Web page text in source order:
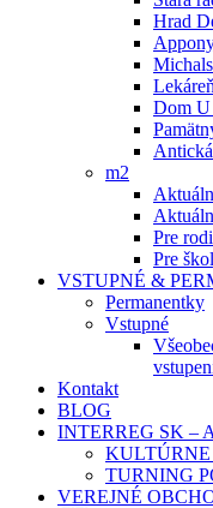
Hrad
Dom U
m2
Pre
Pre
VSTUPNÉ &
Permanentky
Vstupné
Kontakt
BLOG
INTERREG SK –
KULTÚRNE
TURNING
VEREJNÉ